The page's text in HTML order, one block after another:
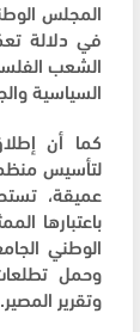
في دلالة
الشعب
السياسية
كما أن
لتأسيس
عميقة،
باعتبارها
الوطني
وحمل
وتقرير المصير.